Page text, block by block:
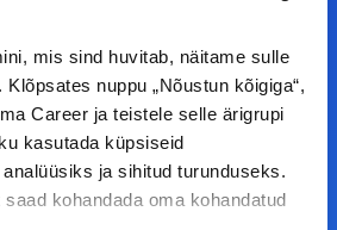
mis sind huvitab, näitame sulle
nuppu „Nõustun kõigiga“,
Career ja teistele selle ärigrupi
kasutada küpsiseid
ja sihitud turunduseks.
kohandada oma kohandatud
leiad kõik vajaliku, et olla
uudistega. Kui sul on
teemade osas või soovid
võta meiega julgelt ühendust.